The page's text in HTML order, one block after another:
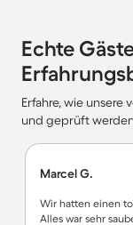
Echte
Erfahre, wie
und geprüft
Marcel G.
Wir hatten einen
Alles war sehr